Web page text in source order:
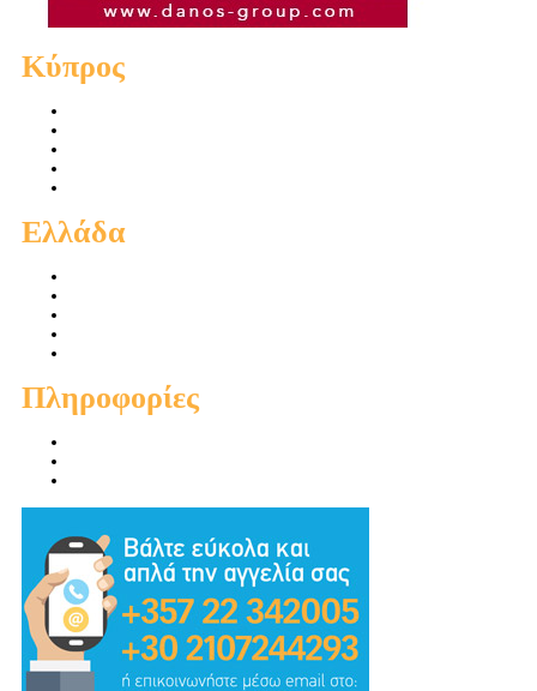
Κύπρος
Ελλάδα
Πληροφορίες